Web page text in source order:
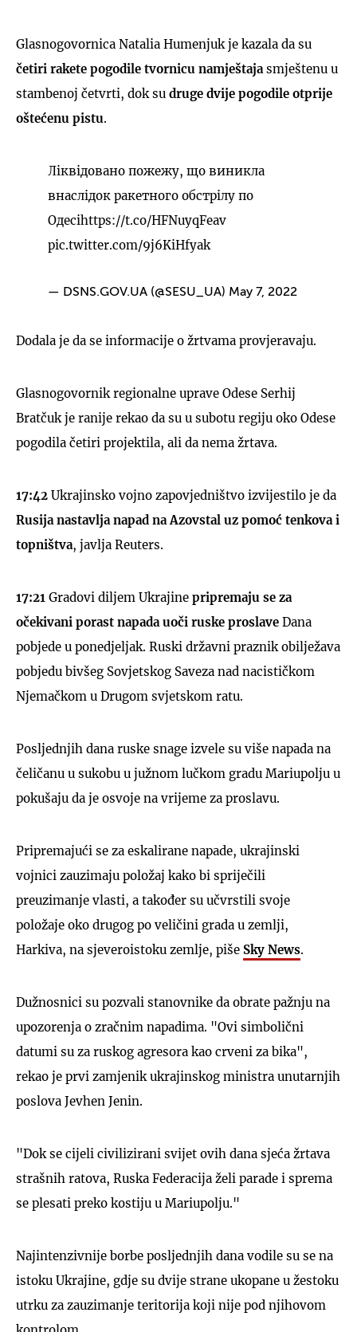
Glasnogovornica Natalia Humenjuk je kazala da su
četiri rakete pogodile tvornicu namještajasmještenu u
stambenoj četvrti, dok su druge dvije pogodile otprije
oštećenu pistu.
Ліквідовано пожежу, що виникла
внаслідок ракетного обстрілу по
Одесіhttps://t.co/HFNuyqFeav
pic.twitter.com/9j6KiHfyak
— DSNS.GOV.UA (@SESU_UA) May 7, 2022
Dodala je da se informacije o žrtvama provjeravaju.
Glasnogovornik regionalne uprave Odese Serhij
Bratčuk je ranije rekao da su u subotu regiju oko Odese
pogodila četiri projektila, ali da nema žrtava.
17:42 Ukrajinsko vojno zapovjedništvo izvijestilo je da
Rusija nastavlja napad na Azovstal uz pomoć tenkova i
topništva, javlja Reuters.
17:21 Gradovi diljem Ukrajine pripremaju se za
očekivani porast napada uoči ruske proslave Dana
pobjede u ponedjeljak. Ruski državni praznik obilježava
pobjedu bivšeg Sovjetskog Saveza nad nacističkom
Njemačkom u Drugom svjetskom ratu.
Posljednjih dana ruske snage izvele su više napada na
čeličanu u sukobu u južnom lučkom gradu Mariupolju u
pokušaju da je osvoje na vrijeme za proslavu.
Pripremajući se za eskalirane napade, ukrajinski
vojnici zauzimaju položaj kako bi spriječili
preuzimanje vlasti, a također su učvrstili svoje
položaje oko drugog po veličini grada u zemlji,
Harkiva, na sjeveroistoku zemlje, piše Sky News.
Dužnosnici su pozvali stanovnike da obrate pažnju na
upozorenja o zračnim napadima. "Ovi simbolični
datumi su za ruskog agresora kao crveni za bika",
rekao je prvi zamjenik ukrajinskog ministra unutarnjih
poslova Jevhen Jenin.
"Dok se cijeli civilizirani svijet ovih dana sjeća žrtava
strašnih ratova, Ruska Federacija želi parade i sprema
se plesati preko kostiju u Mariupolju."
Najintenzivnije borbe posljednjih dana vodile su se na
istoku Ukrajine, gdje su dvije strane ukopane u žestoku
utrku za zauzimanje teritorija koji nije pod njihovom